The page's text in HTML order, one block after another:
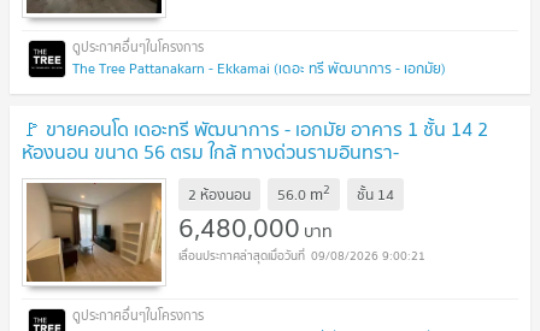
The Tree Pattanakarn - Ekkamai (เดอะ ทรี พัฒนาการ - เอกมัย)
🚩 ขายคอนโด เดอะทรี พัฒนาการ - เอกมัย อาคาร 1 ชั้น 14 2
ห้องนอน ขนาด 56 ตรม ใกล้ ทางด่วนรามอินทรา-
อาจณรงค์ UPDATE !
2 ห้องนอน 56.0 m2 ชั้น 14
6,480,000 บาท
09/08/2026 9:00:21